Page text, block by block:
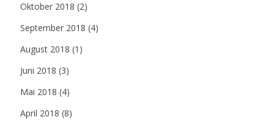
Oktober 2018 (2)
September 2018 (4)
August 2018 (1)
Juni 2018 (3)
Mai 2018 (4)
April 2018 (8)